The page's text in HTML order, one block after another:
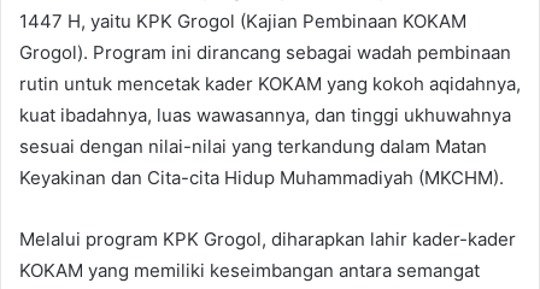
1447 H, yaitu KPK Grogol (Kajian Pembinaan KOKAM
Grogol). Program ini dirancang sebagai wadah pembinaan
rutin untuk mencetak kader KOKAM yang kokoh aqidahnya,
kuat ibadahnya, luas wawasannya, dan tinggi ukhuwahnya
sesuai dengan nilai-nilai yang terkandung dalam Matan
Keyakinan dan Cita-cita Hidup Muhammadiyah (MKCHM).
Melalui program KPK Grogol, diharapkan lahir kader-kader
KOKAM yang memiliki keseimbangan antara semangat